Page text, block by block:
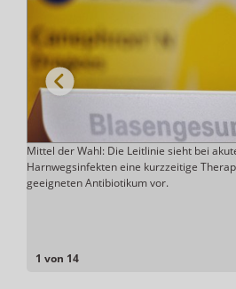
1 von 14
Mittel der Wahl: Die Leitlinie sieht bei
Harnwegsinfekten eine kurzzeitige
geeigneten Antibiotikum vor.